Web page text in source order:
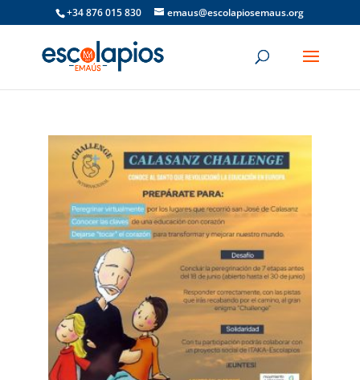
+34 876 015 830 emaus@escolapiosemaus.org